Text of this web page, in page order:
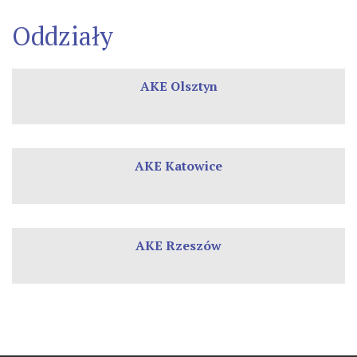
Oddziały
AKE Olsztyn
AKE Katowice
AKE Rzeszów